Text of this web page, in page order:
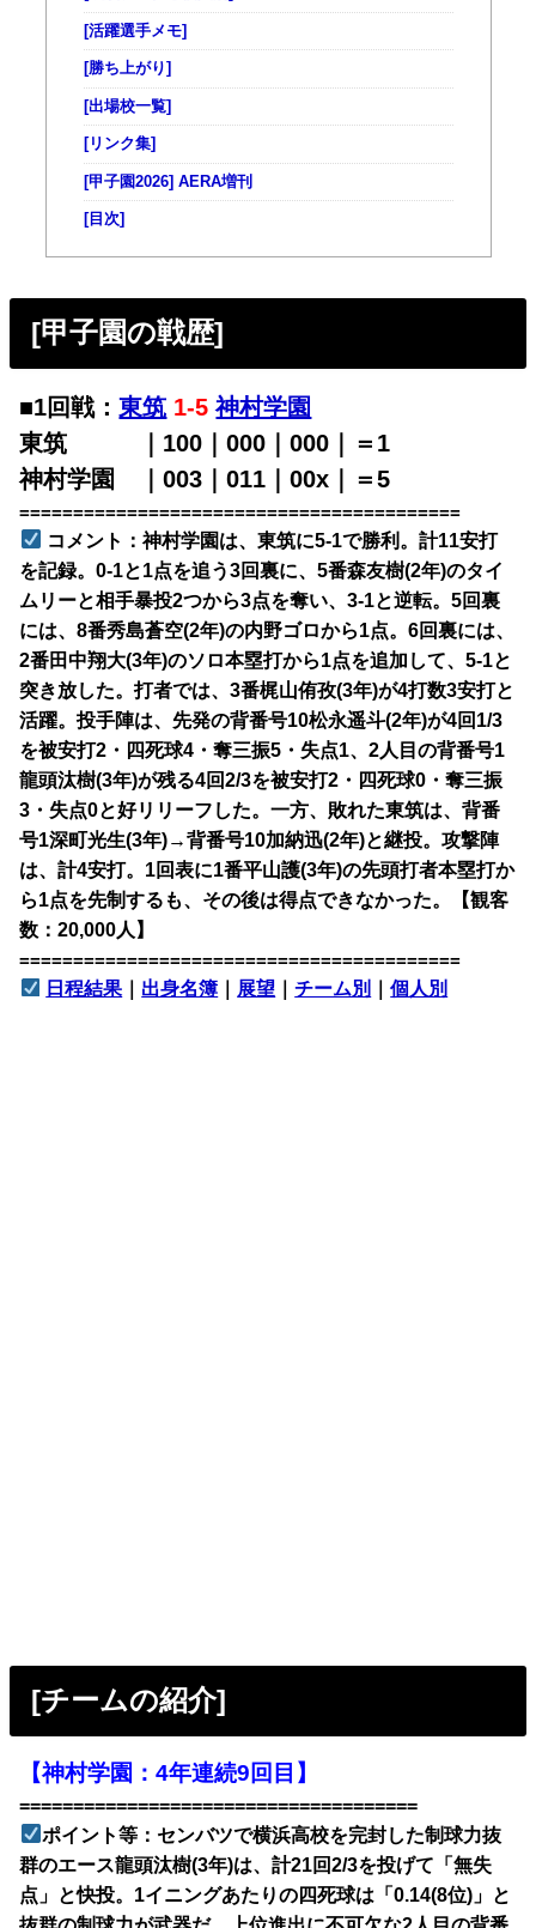
[活躍選手メモ]
[勝ち上がり]
[出場校一覧]
[リンク集]
[甲子園2026] AERA増刊
[目次]
[甲子園の戦歴]
■1回戦：東筑 1-5 神村学園
東筑 ｜100｜000｜000｜＝1
神村学園 ｜003｜011｜00x｜＝5
=========================================
コメント：神村学園は、東筑に5-1で勝利。計11安打
を記録。0-1と1点を追う3回裏に、5番森友樹(2年)のタイ
ムリーと相手暴投2つから3点を奪い、3-1と逆転。5回裏
には、8番秀島蒼空(2年)の内野ゴロから1点。6回裏には、
2番田中翔大(3年)のソロ本塁打から1点を追加して、5-1と
突き放した。打者では、3番梶山侑孜(3年)が4打数3安打と
活躍。投手陣は、先発の背番号10松永遥斗(2年)が4回1/3
を被安打2・四死球4・奪三振5・失点1、2人目の背番号1
龍頭汰樹(3年)が残る4回2/3を被安打2・四死球0・奪三振
3・失点0と好リリーフした。一方、敗れた東筑は、背番
号1深町光生(3年)→背番号10加納迅(2年)と継投。攻撃陣
は、計4安打。1回表に1番平山護(3年)の先頭打者本塁打か
ら1点を先制するも、その後は得点できなかった。【観客
数：20,000人】
=========================================
日程結果 出身名簿 展望 ｜チーム別 ｜個人別
[チームの紹介]
【神村学園：4年連続9回目】
=====================================
ポイント等：センバツで横浜高校を完封した制球力抜
群のエース龍頭汰樹(3年)は、計21回2/3を投げて「無失
点」と快投。1イニングあたりの四死球は「0.14(8位)」と